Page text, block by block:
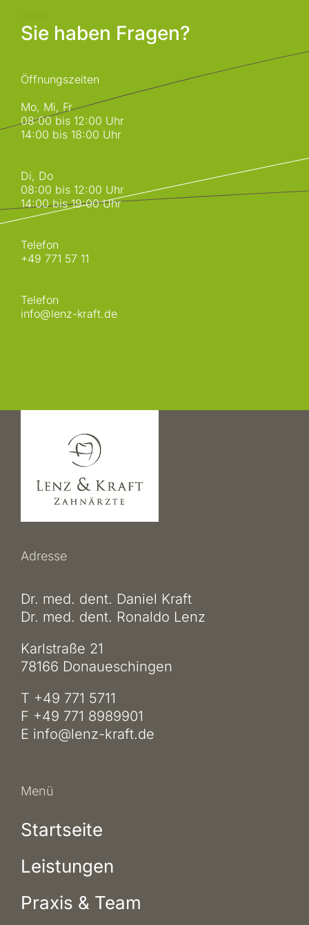
Sie haben Fragen?
Öffnungszeiten
Mo, Mi, Fr
08:00 bis 12:00 Uhr
14:00 bis 18:00 Uhr
Di, Do
08:00 bis 12:00 Uhr
14:00 bis 19:00 Uhr
Telefon
+49 771 57 11
Telefon
info@lenz-kraft.de
Adresse
Dr. med. dent. Daniel Kraft
Dr. med. dent. Ronaldo Lenz
Karlstraße 21
78166 Donaueschingen
T +49 771 5711
F +49 771 8989901
E info@lenz-kraft.de
Menü
Startseite
Leistungen
Praxis & Team